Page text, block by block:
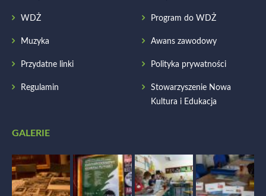
WDŻ Program do WDŻ
Muzyka Awans zawodowy
Przydatne linki Polityka prywatności
Regulamin
Stowarzyszenie Nowa
Kultura i Edukacja
GALERIE